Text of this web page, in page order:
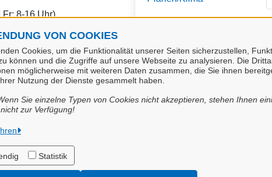
VON COOKIES
Cookies, um die Funktionalität unserer Seiten sicherzustellen,
können und die Zugriffe auf unsere Webseite zu analysieren. Die
möglicherweise mit weiteren Daten zusammen, die Sie ihnen
Nutzung der Dienste gesammelt haben.
Sie einzelne Typen von Cookies nicht akzeptieren, stehen Ihnen
zur Verfügung!
Statistik
Fr: 8-16 Uhr)